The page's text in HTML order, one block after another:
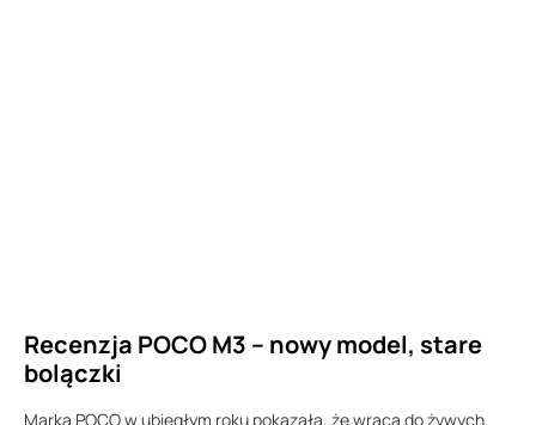
Recenzja POCO M3 – nowy model, stare
bolączki
Marka POCO w ubiegłym roku pokazała, że wraca do żywych.